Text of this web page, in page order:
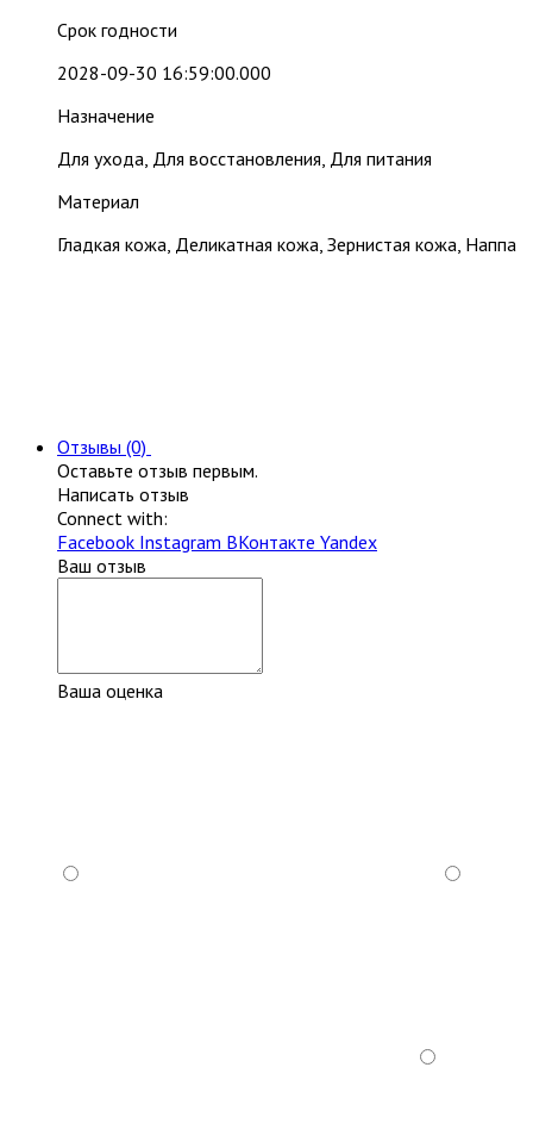
Срок годности
2028-09-30 16:59:00.000
Назначение
Для ухода, Для восстановления, Для питания
Материал
Гладкая кожа, Деликатная кожа, Зернистая кожа, Наппа
Отзывы (0)
Оставьте отзыв первым.
Написать отзыв
Connect with:
Facebook Instagram ВКонтакте Yandex
Ваш отзыв
Ваша оценка